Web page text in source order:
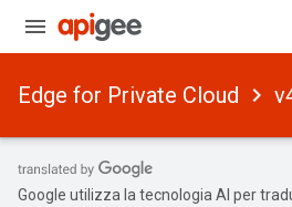
Edge for Private Cloud
Google utilizza la tecnologia AI per